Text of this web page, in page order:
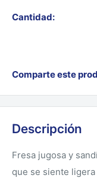
Cantidad:
Comparte este
Descripción
Fresa jugosa y
que se siente